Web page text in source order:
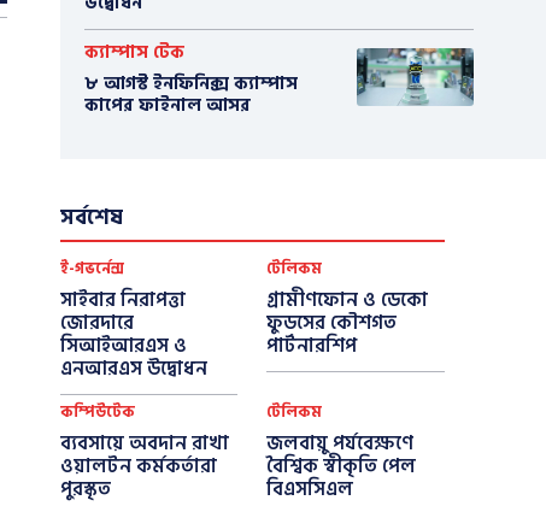
ক্যাম্পাস টেক
৮ আগস্ট ইনফিনিক্স ক্যাম্পাস
কাপের ফাইনাল আসর
সর্বশেষ
ই-গভর্নেন্স
সাইবার নিরাপত্তা
জোরদারে
সিআইআরএস ও
এনআরএস উদ্বোধন
টেলিকম
গ্রামীণফোন ও ডেকো
ফুডসের কৌশগত
পার্টনারশিপ
কম্পিউটেক
ব্যবসায়ে অবদান রাখা
ওয়ালটন কর্মকর্তারা
পুরস্কৃত
টেলিকম
জলবায়ু পর্যবেক্ষণে
বৈশ্বিক স্বীকৃতি পেল
বিএসসিএল